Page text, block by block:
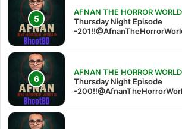
AFNAN THE HORROR WORLD
Thursday Night Episode
-
AFNAN THE HORROR WORLD
Thursday Night Episode
-